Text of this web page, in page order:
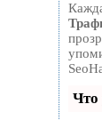
Что